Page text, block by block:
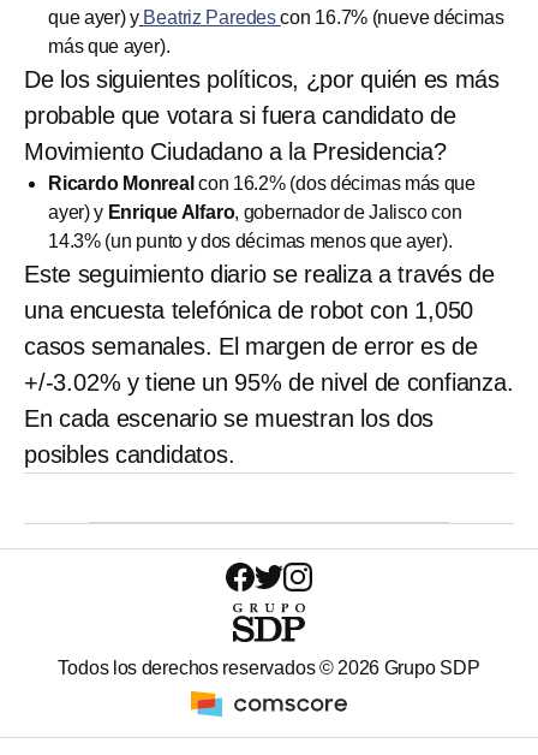
que ayer) y Beatriz Paredescon 16.7% (nueve décimas
más que ayer).
De los siguientes políticos, ¿por quién es más
probable que votara si fuera candidato de
Movimiento Ciudadano a la Presidencia?
Ricardo Monreal con 16.2% (dos décimas más que
ayer) y Enrique Alfaro, gobernador de Jalisco con
14.3% (un punto y dos décimas menos que ayer).
Este seguimiento diario se realiza a través de
una encuesta telefónica de robot con 1,050
casos semanales. El margen de error es de
+/-3.02% y tiene un 95% de nivel de confianza.
En cada escenario se muestran los dos
posibles candidatos.
Todos los derechos reservados © 2026 Grupo SDP